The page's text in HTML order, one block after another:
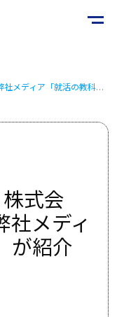
活の教科書」が紹介されました
株式会
社メディ
が紹介